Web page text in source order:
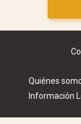
Quiénes
Información